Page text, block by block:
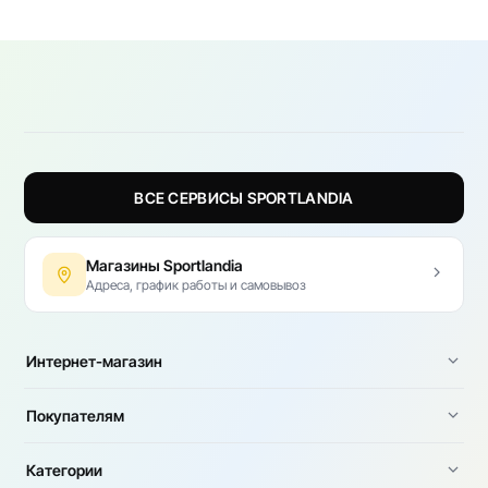
ВСЕ СЕРВИСЫ SPORTLANDIA
Магазины Sportlandia
Адреса, график работы и самовывоз
Интернет-магазин
Покупателям
Категории